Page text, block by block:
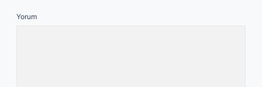
Yorum